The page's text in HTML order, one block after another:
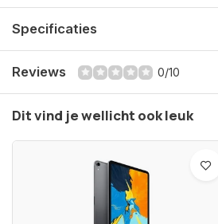
Specificaties
Reviews 0/10
Dit vind je wellicht ook leuk